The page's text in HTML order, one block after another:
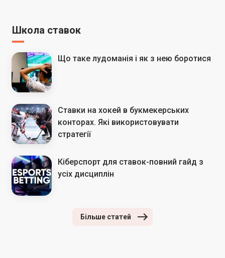
Школа ставок
Що таке лудоманія і як з нею боротися
Ставки на хокей в букмекерських
конторах. Які використовувати
стратегії
Кіберспорт для ставок-повний гайд з
усіх дисциплін
Більше статей